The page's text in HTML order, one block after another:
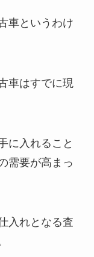
車というわけ
車はすでに現
に入れること
需要が高まっ
入れとなる査